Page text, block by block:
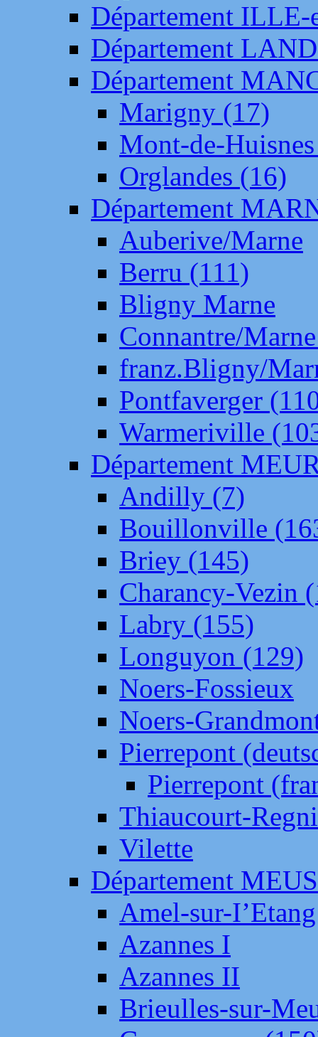
Département
Département
Département
Marigny (17)
Mont-de-
Orglandes (16)
Département
Auberive/Marne
Berru (111)
Bligny Marne
Connantre/
franz.Bligny/
Pontfaverger
Warmeriville
Département
Andilly (7)
Bouillonville
Briey (145)
Charancy-Vezin
Labry (155)
Longuyon (129)
Noers-Fossieux
Noers-
Pierrepont
Pierrepont
Thiaucourt-
Vilette
Département
Amel-sur-
Azannes I
Azannes II
Brieulles-sur-